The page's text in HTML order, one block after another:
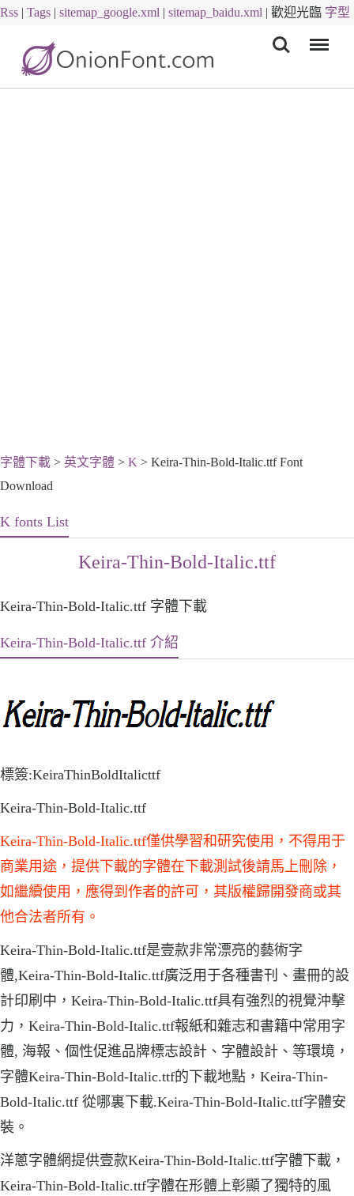
Rss | Tags | sitemap_google.xml | sitemap_baidu.xml | 歡迎光臨 字型
字體下載 > 英文字體 > K > Keira-Thin-Bold-Italic.ttf Font
Download
K fonts List
Keira-Thin-Bold-Italic.ttf
Keira-Thin-Bold-Italic.ttf 字體下載
Keira-Thin-Bold-Italic.ttf 介紹
標簽:KeiraThinBoldItalicttf
Keira-Thin-Bold-Italic.ttf
Keira-Thin-Bold-Italic.ttf僅供學習和研究使用，不得用于
商業用途，提供下載的字體在下載測試後請馬上刪除，
如繼續使用，應得到作者的許可，其版權歸開發商或其
他合法者所有。
Keira-Thin-Bold-Italic.ttf是壹款非常漂亮的藝術字
體,Keira-Thin-Bold-Italic.ttf廣泛用于各種書刊、畫冊的設
計印刷中，Keira-Thin-Bold-Italic.ttf具有強烈的視覺沖擊
力，Keira-Thin-Bold-Italic.ttf報紙和雜志和書籍中常用字
體, 海報、個性促進品牌標志設計、字體設計、等環境，
字體Keira-Thin-Bold-Italic.ttf的下載地點，Keira-Thin-
Bold-Italic.ttf 從哪裏下載.Keira-Thin-Bold-Italic.ttf字體安
裝。
洋蔥字體網提供壹款Keira-Thin-Bold-Italic.ttf字體下載，
Keira-Thin-Bold-Italic.ttf字體在形體上彰顯了獨特的風